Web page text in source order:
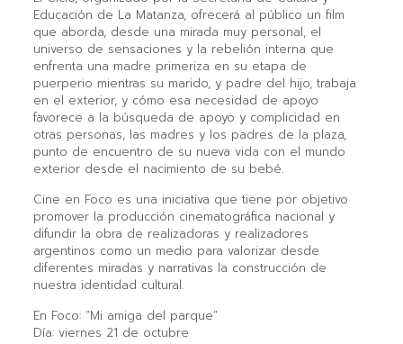
Educación de La Matanza, ofrecerá al público un film
que aborda, desde una mirada muy personal, el
universo de sensaciones y la rebelión interna que
enfrenta una madre primeriza en su etapa de
puerperio mientras su marido, y padre del hijo, trabaja
en el exterior, y cómo esa necesidad de apoyo
favorece a la búsqueda de apoyo y complicidad en
otras personas, las madres y los padres de la plaza,
punto de encuentro de su nueva vida con el mundo
exterior desde el nacimiento de su bebé.
Cine en Foco es una iniciativa que tiene por objetivo
promover la producción cinematográfica nacional y
difundir la obra de realizadoras y realizadores
argentinos como un medio para valorizar desde
diferentes miradas y narrativas la construcción de
nuestra identidad cultural.
En Foco: “Mi amiga del parque”
Día: viernes 21 de octubre